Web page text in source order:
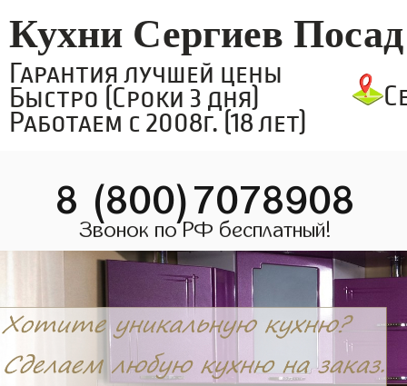
Кухни Сергиев Посад
Гарантия лучшей цены
Быстро (Сроки 3 дня)
Работаем с 2008г. (18 лет)
8 (800)7078908
Звонок по РФ бесплатный!